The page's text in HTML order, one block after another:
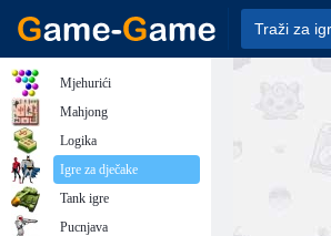
Mjehurići
Mahjong
Logika
Igre za dječake
Tank igre
Pucnjava